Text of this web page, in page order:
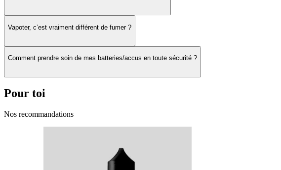
Vapoter, c’est vraiment différent de fumer ?
Comment prendre soin de mes batteries/accus en toute sécurité ?
Pour toi
Nos recommandations